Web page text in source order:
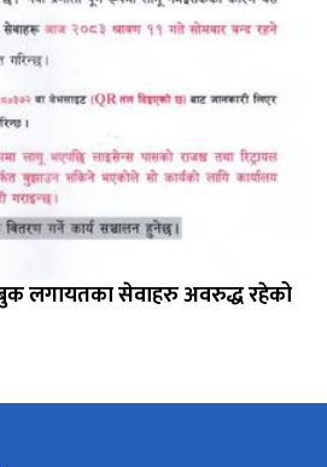
लगायतका सेवाहरु अवरुद्ध रहेको